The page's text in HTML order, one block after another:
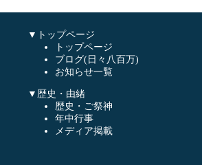
▼トップページ
トップページ
ブログ(日々八百万)
お知らせ一覧
▼歴史・由緒
歴史・ご祭神
年中行事
メディア掲載